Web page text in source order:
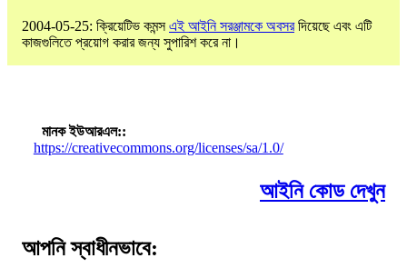
2004-05-25: ক্রিয়েটিভ কমন্সএই আইনি সরঞ্জামকে অবসরদিয়েছে এবং এটি
কাজগুলিতে প্রয়োগ করার জন্য সুপারিশ করে না।
মানক ইউআরএল:
https://creativecommons.org/licenses/sa/1.0/
আইনি কোড দেখুন
আপনি স্বাধীনভাবে: